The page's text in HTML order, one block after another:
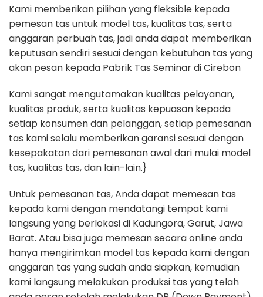
Kami memberikan pilihan yang fleksible kepada
pemesan tas untuk model tas, kualitas tas, serta
anggaran perbuah tas, jadi anda dapat memberikan
keputusan sendiri sesuai dengan kebutuhan tas yang
akan pesan kepada Pabrik Tas Seminar di Cirebon
Kami sangat mengutamakan kualitas pelayanan,
kualitas produk, serta kualitas kepuasan kepada
setiap konsumen dan pelanggan, setiap pemesanan
tas kami selalu memberikan garansi sesuai dengan
kesepakatan dari pemesanan awal dari mulai model
tas, kualitas tas, dan lain-lain.}
Untuk pemesanan tas, Anda dapat memesan tas
kepada kami dengan mendatangi tempat kami
langsung yang berlokasi di Kadungora, Garut, Jawa
Barat. Atau bisa juga memesan secara online anda
hanya mengirimkan model tas kepada kami dengan
anggaran tas yang sudah anda siapkan, kemudian
kami langsung melakukan produksi tas yang telah